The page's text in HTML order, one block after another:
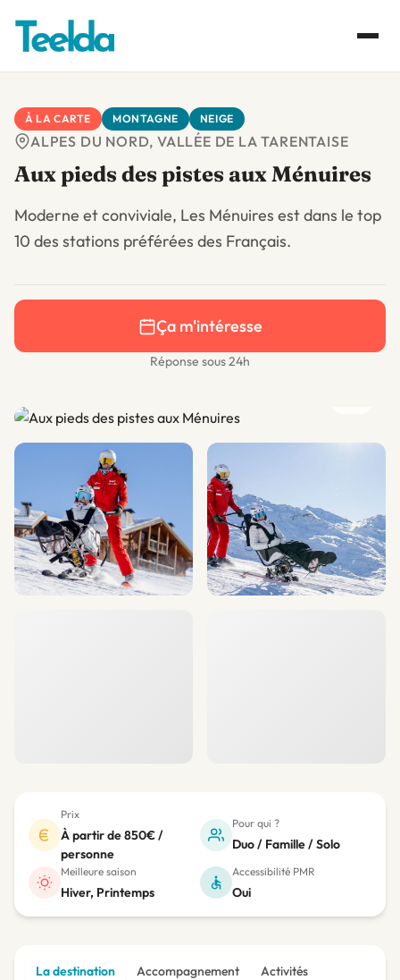
À LA CARTE MONTAGNE NEIGE
ALPES DU NORD, VALLÉE DE LA TARENTAISE
Aux pieds des pistes aux Ménuires
Moderne et conviviale, Les Ménuires est dans le top
10 des stations préférées des Français.
Ça m'intéresse
Réponse sous 24h
Prix
À partir de 850€ /
personne
Pour qui ?
Duo / Famille / Solo
Meilleure saison
Hiver, Printemps
Accessibilité PMR
Oui
La destination Accompagnement
Activités